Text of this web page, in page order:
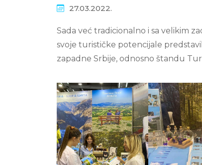
27.03.2022.
Sada već tradicionalno i sa velikim
svoje turističke potencijale
zapadne Srbije, odnosno štandu